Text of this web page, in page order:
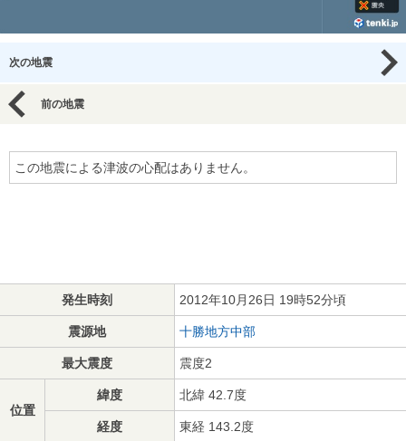
次の地震
前の地震
この地震による津波の心配はありません。
発生時刻 2012年10月26日 19時52分頃
震源地 十勝地方中部
最大震度 震度2
位置
緯度 北緯 42.7度
経度 東経 143.2度